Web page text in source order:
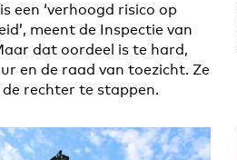
een ‘verhoogd risico op
meent de Inspectie van
dat oordeel is te hard,
en de raad van toezicht. Ze
rechter te stappen.